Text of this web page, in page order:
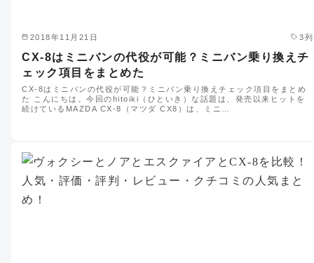
2018年11月21日 3列
CX-8はミニバンの代役が可能？ミニバン乗り換えチ
ェック項目をまとめた
CX-8はミニバンの代役が可能？ミニバン乗り換えチェック項目をまとめ
た こんにちは。今回のhitoiki（ひといき）な話題は、発売以来ヒットを
続けているMAZDA CX-8（マツダ CX8）は、ミニ…